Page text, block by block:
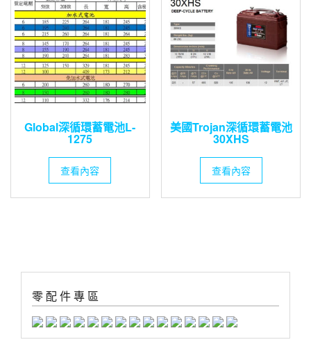
Global深循環蓄電池L-
1275
查看內容
美國Trojan深循環蓄電池
30XHS
查看內容
零 配 件 專 區